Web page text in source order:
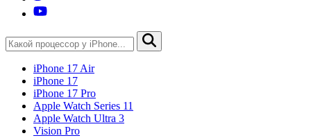
iPhone 17 Air
iPhone 17
iPhone 17 Pro
Apple Watch Series 11
Apple Watch Ultra 3
Vision Pro